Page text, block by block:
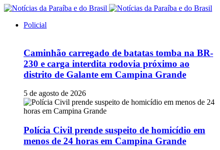
Policial
Caminhão carregado de batatas tomba na BR-
230 e carga interdita rodovia próximo ao
distrito de Galante em Campina Grande
5 de agosto de 2026
Polícia Civil prende suspeito de homicídio em
menos de 24 horas em Campina Grande